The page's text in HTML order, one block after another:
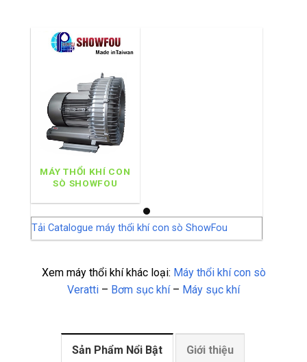
MÁY THỔI KHÍ CON
SÒ SHOWFOU
Tải Catalogue máy thổi khí con sò ShowFou
Xem máy thổi khí khác loại: Máy thổi khí con sò
Veratti – Bơm sục khí– Máy sục khí
Sản Phẩm Nổi Bật Giới thiệu